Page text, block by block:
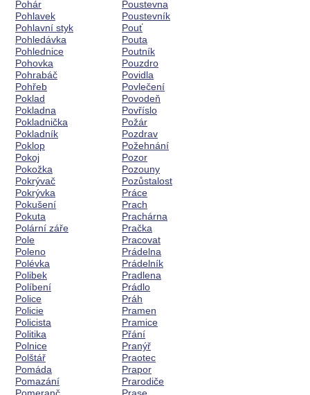
Pohár
Pohlavek
Pohlavní styk
Pohledávka
Pohlednice
Pohovka
Pohrabáč
Pohřeb
Poklad
Pokladna
Pokladnička
Pokladník
Poklop
Pokoj
Pokožka
Pokrývač
Pokrývka
Pokušení
Pokuta
Polární záře
Pole
Poleno
Polévka
Polibek
Políbení
Police
Policie
Policista
Politika
Polnice
Polštář
Pomáda
Pomazání
Poustevna
Poustevník
Pouť
Pouta
Poutník
Pouzdro
Povidla
Povlečení
Povodeň
Povříslo
Požár
Pozdrav
Požehnání
Pozor
Pozouny
Pozůstalost
Práce
Prach
Prachárna
Pračka
Pracovat
Prádelna
Prádelník
Pradlena
Prádlo
Práh
Pramen
Pramice
Přání
Pranýř
Praotec
Prapor
Prarodiče